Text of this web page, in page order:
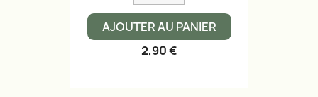
AJOUTER AU PANIER
2,90 €